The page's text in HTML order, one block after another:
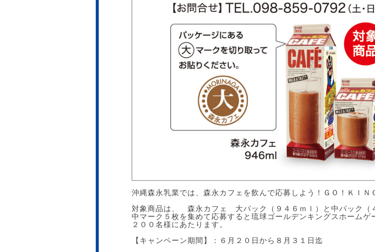
沖縄森永乳業では、森永カフェを飲んで応募しよう！ＧＯ！ＫＩＮ
対象商品は、 森永カフェ 大パック（９４６ｍｌ）と中パック（
中マーク５枚を集めて応募すると琉球ゴールデンキングスホーム
２００名様にあたります。
【キャンペーン期間】：６月２０日から８月３１日迄